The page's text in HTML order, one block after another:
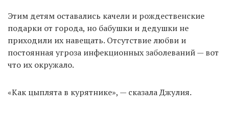
Этим детям оставались качели и рождественские
подарки от города, но бабушки и дедушки не
приходили их навещать. Отсутствие любви и
постоянная угроза инфекционных заболеваний — вот
что их окружало.
«Как цыплята в курятнике», — сказала Джулия.